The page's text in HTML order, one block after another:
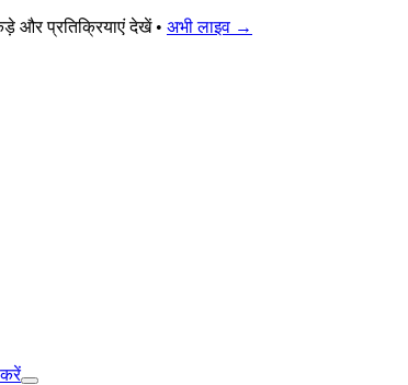
और प्रतिक्रियाएं देखें • अभी लाइव →
करें